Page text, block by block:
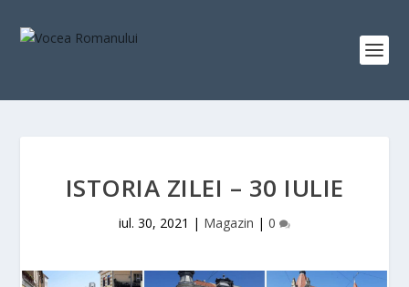
ISTORIA ZILEI – 30 IULIE
iul. 30, 2021 | Magazin | 0